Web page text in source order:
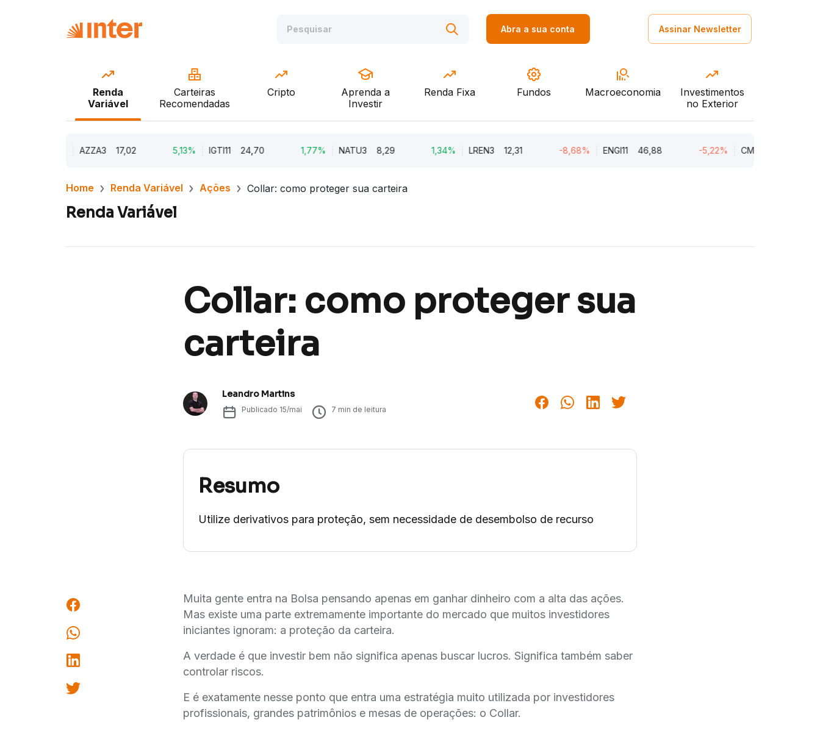
Abra a sua conta Assinar Newsletter
Renda
Variável
Carteiras
Recomendadas
Cripto
Aprenda a
Investir
Renda Fixa Fundos Macroeconomia
Investimentos
no Exterior
AZZA3 17,02 IGTI11 24,70 NATU3 8,29 LREN3 12,31 -8,68% ENGI11 46,88 -5,22% CMIN3 5,45
Home Renda Variável Ações Collar: como proteger sua carteira
Renda Variável
Collar: como proteger sua
carteira
Leandro Martins
Publicado 15/mai 7 min de leitura
Resumo
Utilize derivativos para proteção, sem necessidade de desembolso de recurso
Muita gente entra na Bolsa pensando apenas em ganhar dinheiro com a alta das ações.
Mas existe uma parte extremamente importante do mercado que muitos investidores
iniciantes ignoram: a proteção da carteira.
A verdade é que investir bem não significa apenas buscar lucros. Significa também saber
controlar riscos.
E é exatamente nesse ponto que entra uma estratégia muito utilizada por investidores
profissionais, grandes patrimônios e mesas de operações: o Collar.